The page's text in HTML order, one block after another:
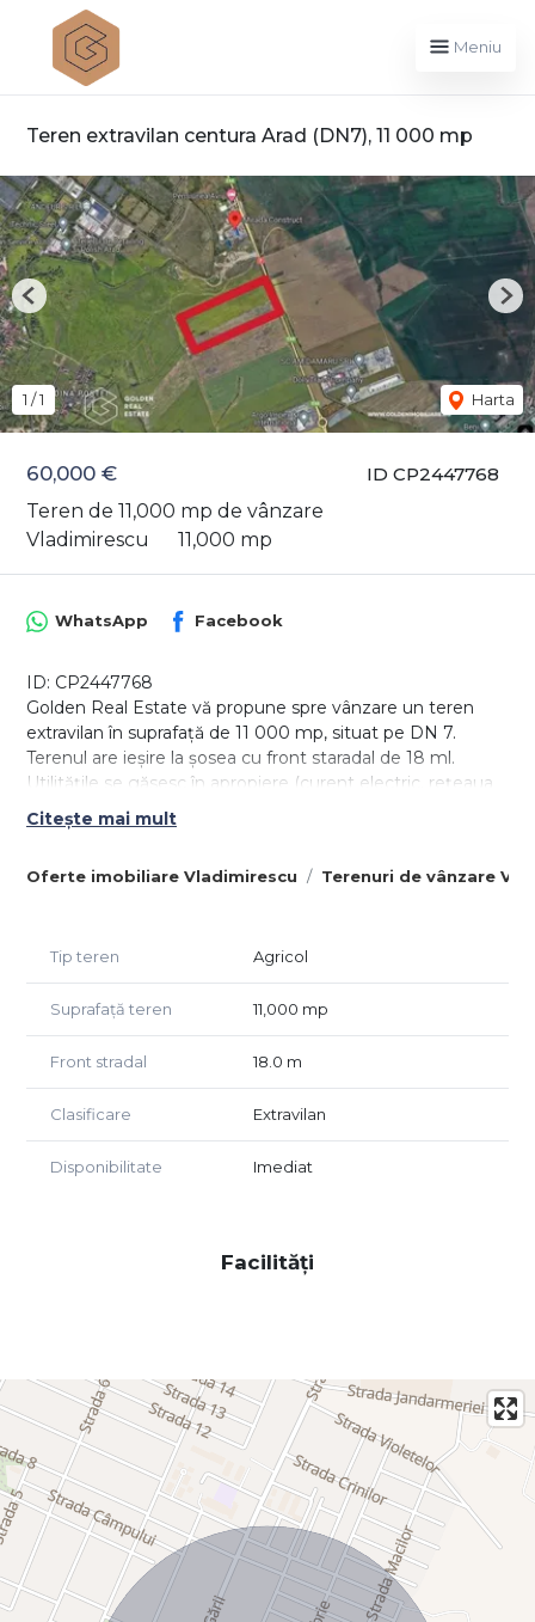
Meniu
Teren extravilan centura Arad (DN7), 11 000 mp
ID CP2447768
60,000 €
Teren de 11,000 mp de vânzare
Vladimirescu
11,000 mp
1 /1 Harta
Previous
Oferte imobiliare Vladimirescu Terenuri de vânzare
WhatsApp Facebook
ID: CP2447768
Golden Real Estate vă propune spre vânzare un teren
extravilan în suprafață de 11 000 mp, situat pe DN 7.
Terenul are ieșire la șosea cu front staradal de 18 ml.
Utilitățile se găsesc în apropiere (curent electric, rețeaua
de apă).
afacere de tip pensiune, parcare, hale industriale,
Preț 60 000 euro, negociabil
Agent Golden Real Estate
Citește mai mult
Tip teren Agricol
Suprafață teren 11,000 mp
Front stradal 18.0 m
Clasificare Extravilan
Disponibilitate Imediat
Facilități